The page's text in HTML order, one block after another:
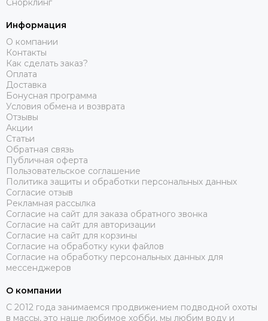
Снорклинг
Информация
О компании
Контакты
Как сделать заказ?
Оплата
Доставка
Бонусная программа
Условия обмена и возврата
Отзывы
Акции
Статьи
Обратная связь
Публичная оферта
Пользовательское соглашение
Политика защиты и обработки персональных данных
Согласие отзыв
Рекламная рассылка
Согласие на сайт для заказа обратного звонка
Согласие на сайт для авторизации
Согласие на сайт для корзины
Согласие на обработку куки файлов
Согласие на обработку персональных данных для
мессенджеров
О компании
C 2012 года занимаемся продвижением подводной охоты
в массы, это наше любимое хобби, мы любим воду и